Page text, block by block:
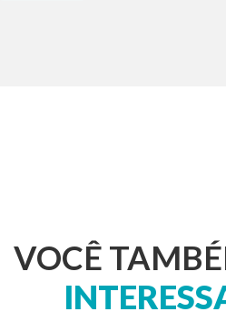
VOCÊ